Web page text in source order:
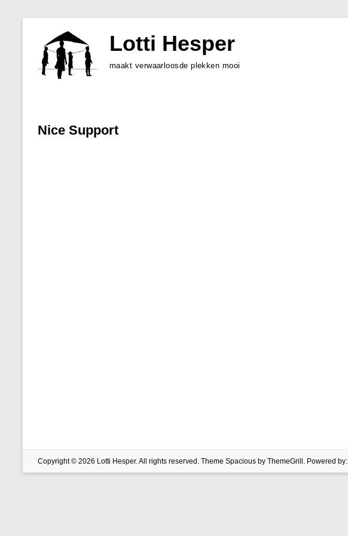
content
Lotti Hesper
maakt verwaarloosde plekken mooi
Nice Support
Copyright © 2026 Lotti Hesper. All rights reserved. Theme Spacious by ThemeGrill. Powered by: